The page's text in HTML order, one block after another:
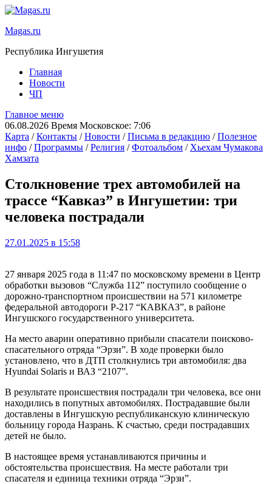
Magas.ru
Республика Ингушетия
Главная
Новости
ЧП
Главное меню
06.08.2026 Время Московское: 7:06
Карта /Контакты /Новости /Письма в редакцию /Полезное
инфо /Программы /Религия /Фотоальбом / Хьехам Чумакова
Хамзата
Столкновение трех автомобилей на
трассе “Кавказ” в Ингушетии: три
человека пострадали
27.01.2025 в 15:58
27 января 2025 года в 11:47 по московскому времени в Центр
обработки вызовов “Служба 112” поступило сообщение о
дорожно-транспортном происшествии на 571 километре
федеральной автодороги Р-217 “КАВКАЗ”, в районе
Ингушского государственного университета.
На место аварии оперативно прибыли спасатели поисково-
спасательного отряда “Эрзи”. В ходе проверки было
установлено, что в ДТП столкнулись три автомобиля: два
Hyundai Solaris и ВАЗ “2107”.
В результате происшествия пострадали три человека, все они
находились в попутных автомобилях. Пострадавшие были
доставлены в Ингушскую республиканскую клиническую
больницу города Назрань. К счастью, среди пострадавших
детей не было.
В настоящее время устанавливаются причины и
обстоятельства происшествия. На месте работали три
спасателя и единица техники отряда “Эрзи”.